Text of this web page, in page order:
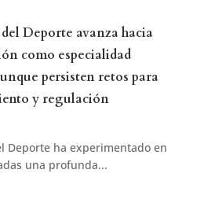
Deporte avanza hacia
como especialidad
persisten retos para
y regulación
Deporte ha experimentado en
una profunda...